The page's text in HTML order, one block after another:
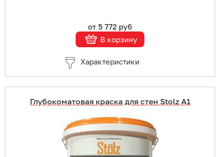
от 5 772 руб
В корзину
Характеристики
Глубокоматовая краска для стен Stolz A1
Купить в 1 клик
В корзину